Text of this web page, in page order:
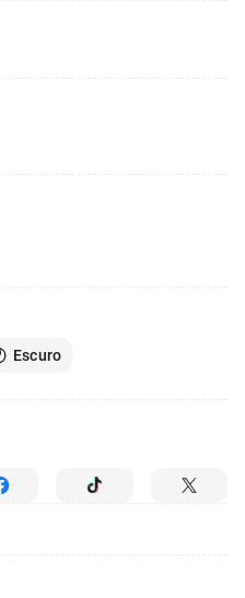
Escuro